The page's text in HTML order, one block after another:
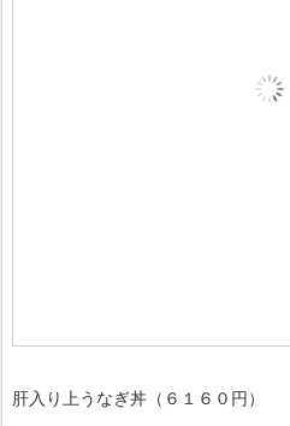
肝入り上うなぎ丼（６１６０円）